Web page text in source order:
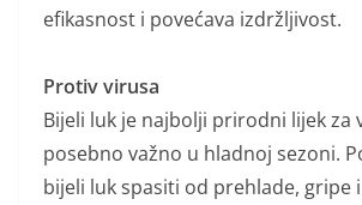
efikasnost i povećava izdržljivost.
Protiv virusa
Bijeli luk je najbolji prirodni lijek za
posebno važno u hladnoj sezoni.
bijeli luk spasiti od prehlade, gripe